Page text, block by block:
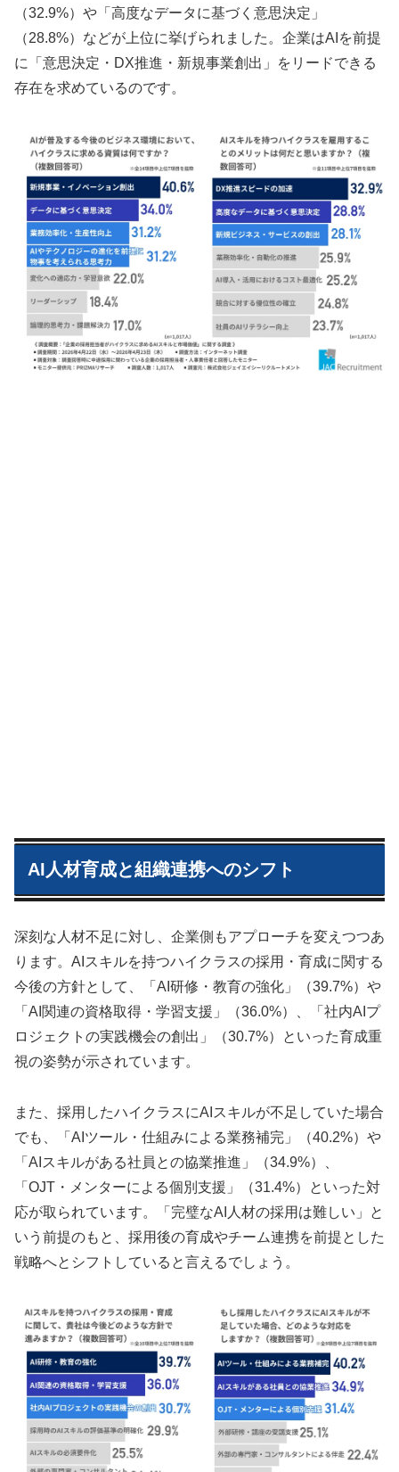
（32.9%）や「高度なデータに基づく意思決定」
（28.8%）などが上位に挙げられました。企業はAIを前提
に「意思決定・DX推進・新規事業創出」をリードできる
存在を求めているのです。
AI人材育成と組織連携へのシフト
深刻な人材不足に対し、企業側もアプローチを変えつつあ
ります。AIスキルを持つハイクラスの採用・育成に関する
今後の方針として、「AI研修・教育の強化」（39.7%）や
「AI関連の資格取得・学習支援」（36.0%）、「社内AIプ
ロジェクトの実践機会の創出」（30.7%）といった育成重
視の姿勢が示されています。
また、採用したハイクラスにAIスキルが不足していた場合
でも、「AIツール・仕組みによる業務補完」（40.2%）や
「AIスキルがある社員との協業推進」（34.9%）、
「OJT・メンターによる個別支援」（31.4%）といった対
応が取られています。「完璧なAI人材の採用は難しい」と
いう前提のもと、採用後の育成やチーム連携を前提とした
戦略へとシフトしていると言えるでしょう。